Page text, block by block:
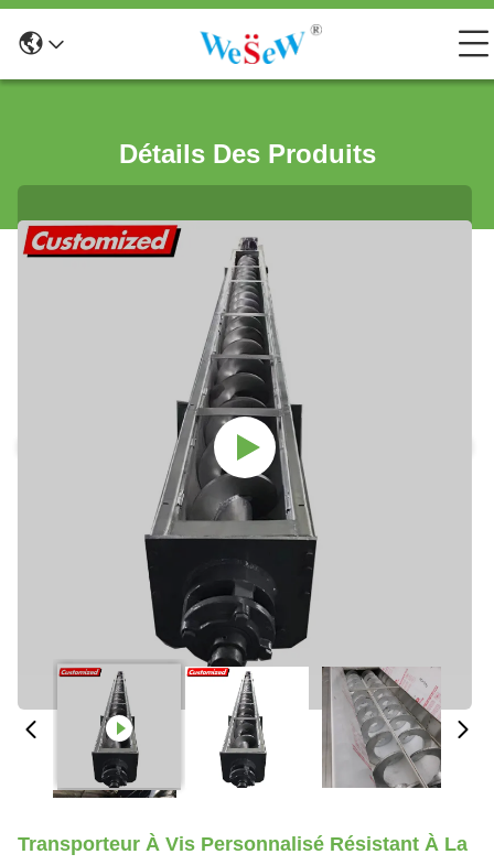
Détails Des Produits
Transporteur À Vis Personnalisé Résistant À La